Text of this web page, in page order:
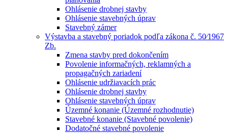
Ohlásenie drobnej stavby
Ohlásenie stavebných úprav
Stavebný zámer
Výstavba a stavebný poriadok podľa zákona č. 50⁄1967
Zb.
Zmena stavby pred dokončením
Povolenie informačných, reklamných a
propagačných zariadení
Ohlásenie udržiavacích prác
Ohlásenie drobnej stavby
Ohlásenie stavebných úprav
Územné konanie (Územné rozhodnutie)
Stavebné konanie (Stavebné povolenie)
Dodatočné stavebné povolenie